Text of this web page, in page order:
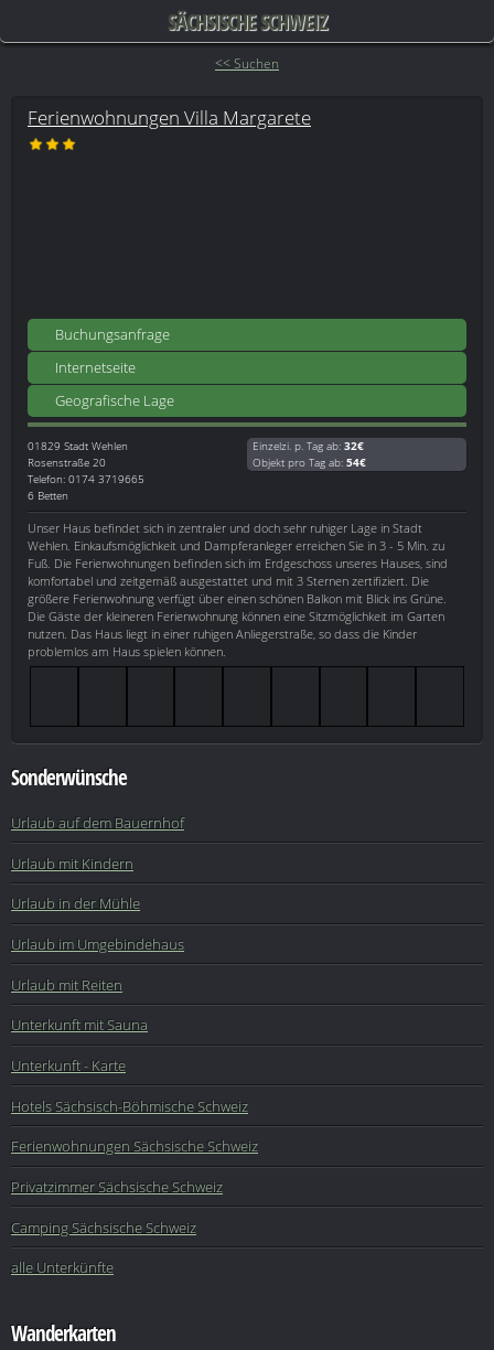
SÄCHSISCHE SCHWEIZ
<< Suchen
Ferienwohnungen Villa Margarete
Buchungsanfrage
Internetseite
Geografische Lage
01829 Stadt Wehlen
Rosenstraße 20
Telefon: 0174 3719665
6 Betten
Einzelzi. p. Tag ab: 32€
Objekt pro Tag ab: 54€
Unser Haus befindet sich in zentraler und doch sehr ruhiger Lage in Stadt
Wehlen. Einkaufsmöglichkeit und Dampferanleger erreichen Sie in 3 - 5 Min. zu
Fuß. Die Ferienwohnungen befinden sich im Erdgeschoss unseres Hauses, sind
komfortabel und zeitgemäß ausgestattet und mit 3 Sternen zertifiziert. Die
größere Ferienwohnung verfügt über einen schönen Balkon mit Blick ins Grüne.
Die Gäste der kleineren Ferienwohnung können eine Sitzmöglichkeit im Garten
nutzen. Das Haus liegt in einer ruhigen Anliegerstraße, so dass die Kinder
problemlos am Haus spielen können.
Sonderwünsche
Urlaub auf dem Bauernhof
Urlaub mit Kindern
Urlaub in der Mühle
Urlaub im Umgebindehaus
Urlaub mit Reiten
Unterkunft mit Sauna
Unterkunft - Karte
Hotels Sächsisch-Böhmische Schweiz
Ferienwohnungen Sächsische Schweiz
Privatzimmer Sächsische Schweiz
Camping Sächsische Schweiz
alle Unterkünfte
Wanderkarten